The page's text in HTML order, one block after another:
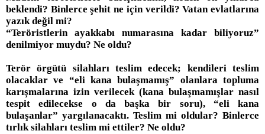
beklendi? Binlerce şehit ne için verildi? Vatan evlatlarına
yazık değil mi?
“Teröristlerin ayakkabı numarasına kadar biliyoruz”
denilmiyor muydu? Ne oldu?
Terör örgütü silahları teslim edecek; kendileri teslim
olacaklar ve “eli kana bulaşmamış” olanlara topluma
karışmalarına izin verilecek (kana bulaşmamışlar nasıl
tespit edilecekse o da başka bir soru), “eli kana
bulaşanlar” yargılanacaktı. Teslim mi oldular? Binlerce
tırlık silahları teslim mi ettiler? Ne oldu?